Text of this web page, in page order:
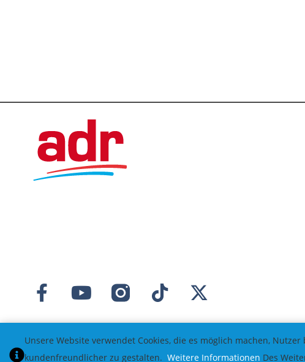
Unsere Website verwendet Cookies, die es möglich machen,
kundenfreundlicher zu gestalten. Weitere Informationen Des